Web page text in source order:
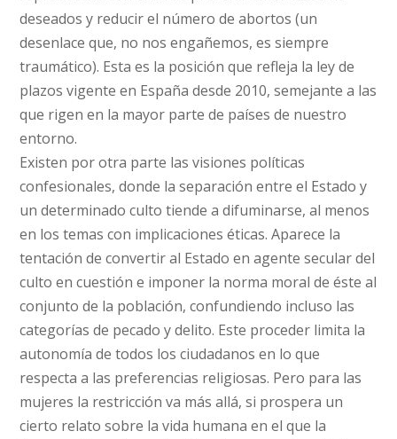
deseados y reducir el número de abortos (un
desenlace que, no nos engañemos, es siempre
traumático). Esta es la posición que refleja la ley de
plazos vigente en España desde 2010, semejante a las
que rigen en la mayor parte de países de nuestro
entorno.
Existen por otra parte las visiones políticas
confesionales, donde la separación entre el Estado y
un determinado culto tiende a difuminarse, al menos
en los temas con implicaciones éticas. Aparece la
tentación de convertir al Estado en agente secular del
culto en cuestión e imponer la norma moral de éste al
conjunto de la población, confundiendo incluso las
categorías de pecado y delito. Este proceder limita la
autonomía de todos los ciudadanos en lo que
respecta a las preferencias religiosas. Pero para las
mujeres la restricción va más allá, si prospera un
cierto relato sobre la vida humana en el que la